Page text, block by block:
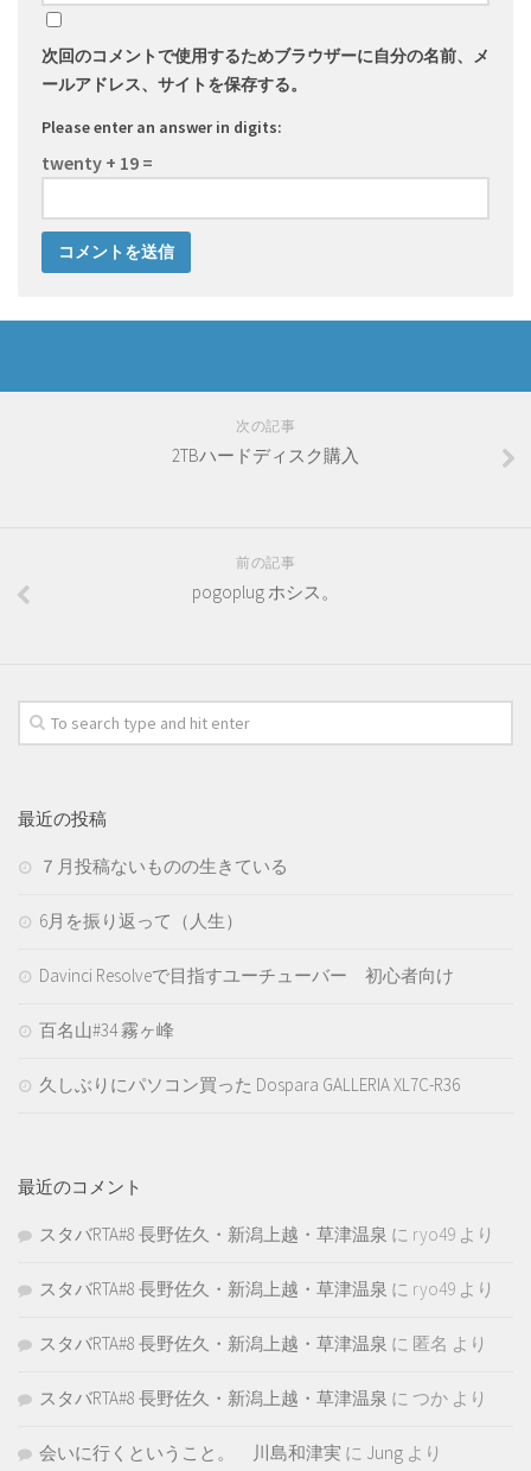
次回のコメントで使用するためブラウザーに自分の名前、メ
ールアドレス、サイトを保存する。
Please enter an answer in digits:
twenty + 19 =
次の記事
2TBハードディスク購入
前の記事
pogoplug ホシス。
最近の投稿
７月投稿ないものの生きている
6月を振り返って（人生）
Davinci Resolveで目指すユーチューバー 初心者向け
百名山#34 霧ヶ峰
久しぶりにパソコン買った Dospara GALLERIA XL7C-R36
最近のコメント
スタバRTA#8 長野佐久・新潟上越・草津温泉 に ryo49 より
スタバRTA#8 長野佐久・新潟上越・草津温泉 に ryo49 より
スタバRTA#8 長野佐久・新潟上越・草津温泉 に 匿名 より
スタバRTA#8 長野佐久・新潟上越・草津温泉 に つか より
会いに行くということ。 川島和津実 に Jung より